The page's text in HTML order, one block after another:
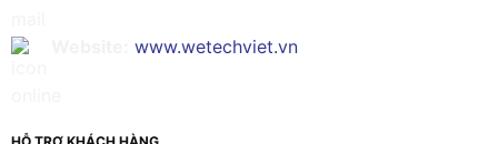
www.wetechviet.vn